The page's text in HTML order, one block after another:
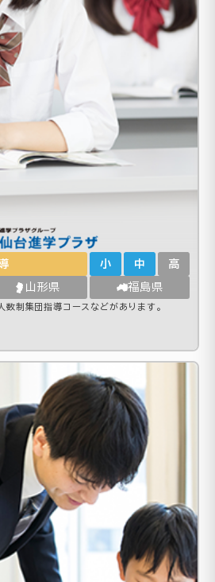
小 中 高
山形県 福島県
数制集団指導コースなどがあります。